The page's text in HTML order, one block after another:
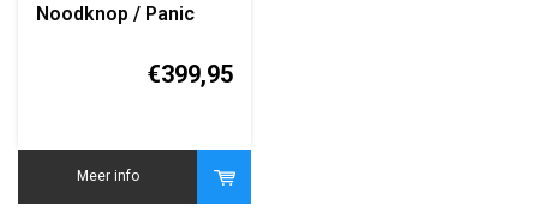
Noodknop / Panic
€399,95
Meer info